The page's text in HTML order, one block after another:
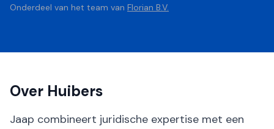
Onderdeel van het team van Florian B.V.
Over Huibers
Jaap combineert juridische expertise met een